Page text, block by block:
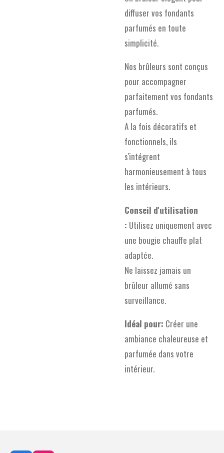
diffuser vos fondants
parfumés en toute
simplicité.
Nos brûleurs sont conçus
pour accompagner
parfaitement vos fondants
parfumés.
A la fois décoratifs et
fonctionnels, ils
s'intégrent
harmonieusement à tous
les intérieurs.
Conseil d'utilisation
: Utilisez uniquement avec
une bougie chauffe plat
adaptée.
Ne laissez jamais un
brûleur allumé sans
surveillance.
Idéal pour: Créer une
ambiance chaleureuse et
parfumée dans votre
intérieur.